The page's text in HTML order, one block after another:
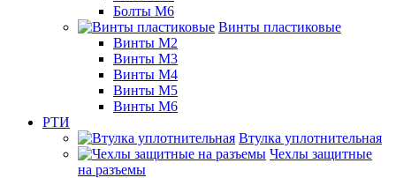
Болты М6
Винты пластиковые
Винты М2
Винты М3
Винты М4
Винты М5
Винты М6
РТИ
Втулка уплотнительная
Чехлы защитные
на разъемы